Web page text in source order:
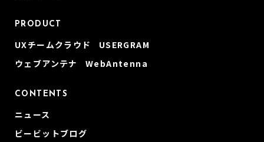
PRODUCT
UXチームクラウド USERGRAM
ウェブアンテナ WebAntenna
CONTENTS
ニュース
ビービットブログ